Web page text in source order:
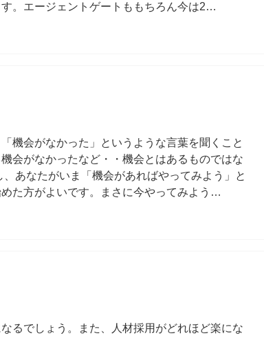
。エージェントゲートももちろん今は2…
機会がなかった」というような言葉を聞くこと
会がなかったなど・・機会とはあるものではな
あなたがいま「機会があればやってみよう」と
た方がよいです。まさに今やってみよう…
るでしょう。また、人材採用がどれほど楽にな